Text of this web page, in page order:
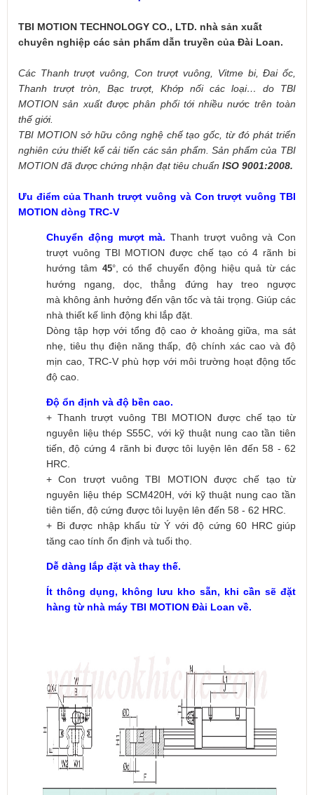
TBI MOTION TECHNOLOGY CO., LTD. nhà sản xuất
chuyên nghiệp các sản phẩm dẫn truyền của Đài Loan.
Các Thanh trượt vuông, Con trượt vuông, Vitme bi, Đai ốc,
Thanh trượt tròn, Bạc trượt, Khớp nối các loại… do TBI
MOTION sản xuất được phân phối tới nhiều nước trên toàn
thế giới.
TBI MOTION sở hữu công nghệ chế tạo gốc, từ đó phát triển
nghiên cứu thiết kế cải tiến các sản phẩm. Sản phẩm của TBI
MOTION đã được chứng nhận đạt tiêu chuẩn ISO 9001:2008.
Ưu điểm của Thanh trượt vuông và Con trượt vuông TBI
MOTION dòng TRC-V
Chuyển động mượt mà. Thanh trượt vuông và Con
trượt vuông TBI MOTION được chế tạo có 4 rãnh bi
hướng tâm 45°, có thể chuyển động hiệu quả từ các
hướng ngang, dọc, thẳng đứng hay treo ngược
mà không ảnh hưởng đến vận tốc và tải trọng. Giúp các
nhà thiết kế linh động khi lắp đặt.
Dòng tập hợp với tổng độ cao ở khoảng giữa, ma sát
nhẹ, tiêu thụ điện năng thấp, độ chính xác cao và độ
mịn cao, TRC-V phù hợp với môi trường hoạt động tốc
độ cao.
Độ ổn định và độ bền cao.
+ Thanh trượt vuông TBI MOTION được chế tạo từ
nguyên liệu thép S55C, với kỹ thuật nung cao tần tiên
tiến, độ cứng 4 rãnh bi được tôi luyện lên đến 58 - 62
HRC.
+ Con trượt vuông TBI MOTION được chế tạo từ
nguyên liệu thép SCM420H, với kỹ thuật nung cao tần
tiên tiến, độ cứng được tôi luyện lên đến 58 - 62 HRC.
+ Bi được nhập khẩu từ Ý với độ cứng 60 HRC giúp
tăng cao tính ổn định và tuổi thọ.
Dễ dàng lắp đặt và thay thế.
Ít thông dụng, không lưu kho sẵn, khi cần sẽ đặt
hàng từ nhà máy TBI MOTION Đài Loan về.